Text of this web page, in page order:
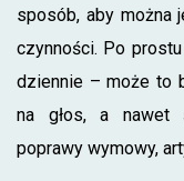
sposób, aby można
czynności. Po
dziennie – może to
na głos, a nawet
poprawy wymowy,